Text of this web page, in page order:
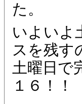
た。
いよいよ
スを残す
土曜日で
１６！！